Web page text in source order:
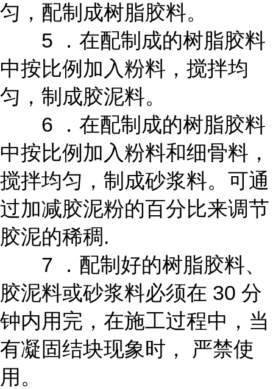
匀，配制成树脂胶料。
5 ．在配制成的树脂胶料
中按比例加入粉料，搅拌均
匀，制成胶泥料。
6 ．在配制成的树脂胶料
中按比例加入粉料和细骨料，
搅拌均匀，制成砂浆料。可通
过加减胶泥粉的百分比来调节
胶泥的稀稠.
7 ．配制好的树脂胶料、
胶泥料或砂浆料必须在 30 分
钟内用完，在施工过程中，当
有凝固结块现象时， 严禁使
用。